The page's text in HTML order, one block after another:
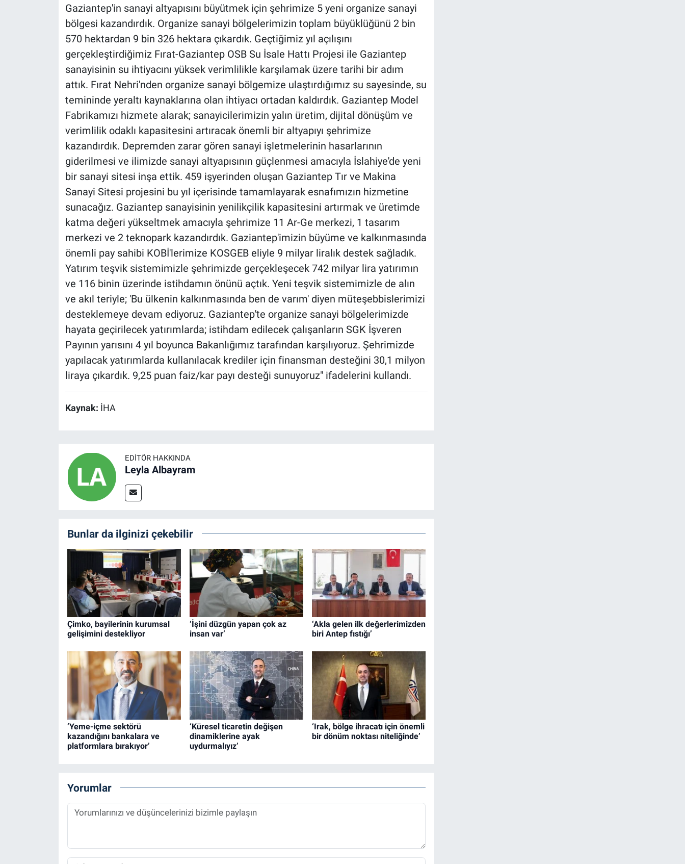
Gaziantep'in sanayi altyapısını büyütmek için şehrimize 5 yeni organize sanayi
bölgesi kazandırdık. Organize sanayi bölgelerimizin toplam büyüklüğünü 2 bin
570 hektardan 9 bin 326 hektara çıkardık. Geçtiğimiz yıl açılışını
gerçekleştirdiğimiz Fırat-Gaziantep OSB Su İsale Hattı Projesi ile Gaziantep
sanayisinin su ihtiyacını yüksek verimlilikle karşılamak üzere tarihi bir adım
attık. Fırat Nehri'nden organize sanayi bölgemize ulaştırdığımız su sayesinde, su
temininde yeraltı kaynaklarına olan ihtiyacı ortadan kaldırdık. Gaziantep Model
Fabrikamızı hizmete alarak; sanayicilerimizin yalın üretim, dijital dönüşüm ve
verimlilik odaklı kapasitesini artıracak önemli bir altyapıyı şehrimize
kazandırdık. Depremden zarar gören sanayi işletmelerinin hasarlarının
giderilmesi ve ilimizde sanayi altyapısının güçlenmesi amacıyla İslahiye'de yeni
bir sanayi sitesi inşa ettik. 459 işyerinden oluşan Gaziantep Tır ve Makina
Sanayi Sitesi projesini bu yıl içerisinde tamamlayarak esnafımızın hizmetine
sunacağız. Gaziantep sanayisinin yenilikçilik kapasitesini artırmak ve üretimde
katma değeri yükseltmek amacıyla şehrimize 11 Ar-Ge merkezi, 1 tasarım
merkezi ve 2 teknopark kazandırdık. Gaziantep'imizin büyüme ve kalkınmasında
önemli pay sahibi KOBİ'lerimize KOSGEB eliyle 9 milyar liralık destek sağladık.
Yatırım teşvik sistemimizle şehrimizde gerçekleşecek 742 milyar lira yatırımın
ve 116 binin üzerinde istihdamın önünü açtık. Yeni teşvik sistemimizle de alın
ve akıl teriyle; 'Bu ülkenin kalkınmasında ben de varım' diyen müteşebbislerimizi
desteklemeye devam ediyoruz. Gaziantep'te organize sanayi bölgelerimizde
hayata geçirilecek yatırımlarda; istihdam edilecek çalışanların SGK İşveren
Payının yarısını 4 yıl boyunca Bakanlığımız tarafından karşılıyoruz. Şehrimizde
yapılacak yatırımlarda kullanılacak krediler için finansman desteğini 30,1 milyon
liraya çıkardık. 9,25 puan faiz/kar payı desteği sunuyoruz" ifadelerini kullandı.
Kaynak: İHA
EDITÖR HAKKINDA
Leyla Albayram
Bunlar da ilginizi çekebilir
Çimko, bayilerinin kurumsal
gelişimini destekliyor
‘İşini düzgün yapan çok az
insan var’
‘Akla gelen ilk değerlerimizden
biri Antep fıstığı’
‘Yeme-içme sektörü
kazandığını bankalara ve
platformlara bırakıyor’
‘Küresel ticaretin değişen
dinamiklerine ayak
uydurmalıyız’
‘Irak, bölge ihracatı için önemli
bir dönüm noktası niteliğinde’
Yorumlar